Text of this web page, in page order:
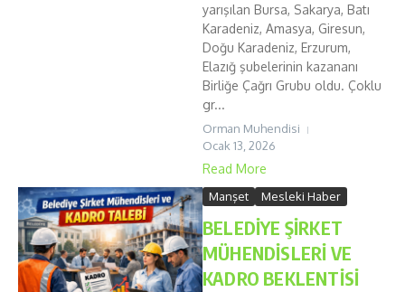
yarışılan Bursa, Sakarya, Batı
Karadeniz, Amasya, Giresun,
Doğu Karadeniz, Erzurum,
Elazığ şubelerinin kazananı
Birliğe Çağrı Grubu oldu. Çoklu
gr...
Orman Muhendisi
Ocak 13, 2026
Read More
Manşet Mesleki Haber
BELEDİYE ŞİRKET
MÜHENDİSLERİ VE
KADRO BEKLENTİSİ